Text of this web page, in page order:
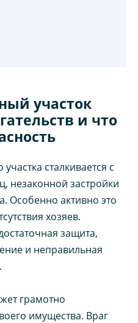
участок
и что
сталкивается с
незаконной застройки
Особенно активно это
хозяев.
защита,
и неправильная
грамотно
имущества. Враг